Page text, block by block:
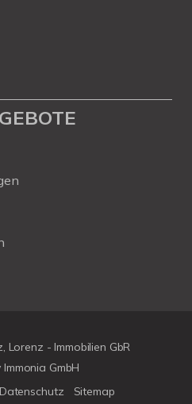
Lorenz - Immobilien GbR
GmbH
Datenschutz Sitemap